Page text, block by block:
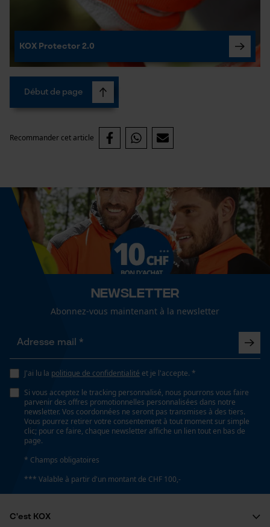
KOX Protector 2.0
Début de page
Recommander cet article
Newsletter
Abonnez-vous maintenant à la newsletter
J'ai lu la politique de confidentialité et je l'accepte. *
Si vous acceptez le tracking personnalisé, nous pourrons vous faire
parvenir des offres promotionnelles personnalisées dans notre
newsletter. Vos coordonnées ne seront pas transmises à des tiers.
Vous pourrez retirer votre consentement à tout moment sur simple
clic; pour ce faire, chaque newsletter affiche un lien tout en bas de
page.
* Champs obligatoires
*** Valable à partir d'un montant de CHF 100,-
C'est KOX
Mouseflow Web Analytics Tool
Fact-Finder Tracking
Cookies de performance et de
Loop54 Personalization
Page d'accueil personnalisée
Panier sauvegardé
Salutation personnelle
Géo-IP et détection des
Prise de contact par chat
Cookies marketing
Microsoft Advertising Universal
Event Tracking